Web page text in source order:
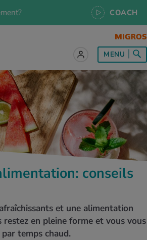
COACH
SERVICE
MENU
conseils
et une alimentation
restez en pleine forme et vous vous
temps chaud.